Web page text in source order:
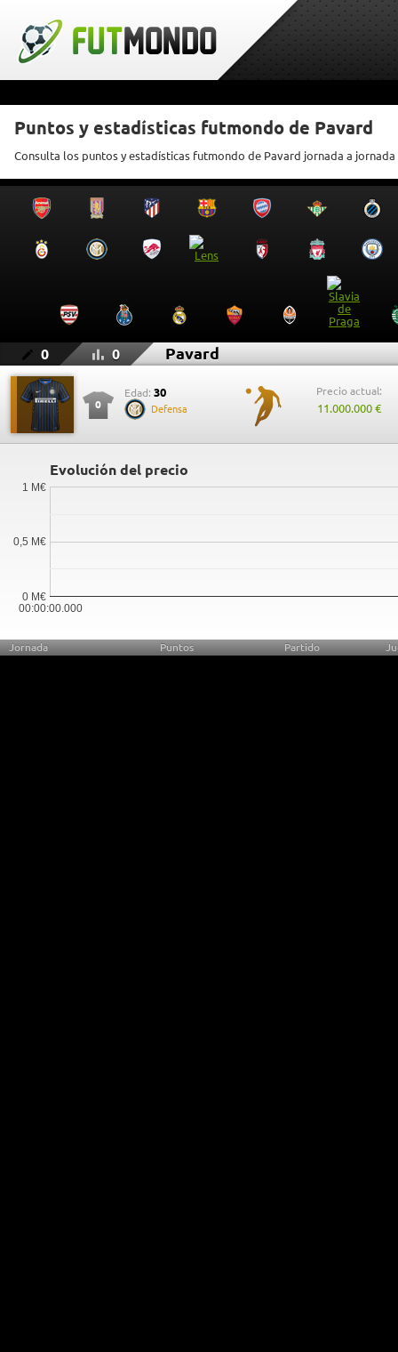
Puntos y estadísticas futmondo de Pavard
Consulta los puntos y estadísticas futmondo de Pavard jornada a jornada
0 0 Pavard
0
Edad: 30
Defensa
Precio actual:
11.000.000 €
Evolución del precio
00:00:00.000
0 M€
0,5 M€
1 M€
Jornada Puntos Partido